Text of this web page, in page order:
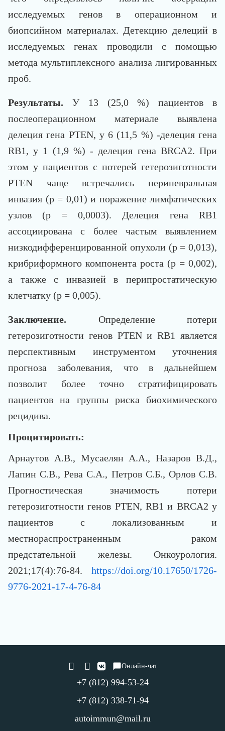
исследуемых генов в операционном и
биопсийном материалах. Детекцию делеций в
исследуемых генах проводили с помощью
метода мультиплексного анализа лигированных
проб.
Результаты. У 13 (25,0 %) пациентов в
послеоперационном материале выявлена
делеция гена PTEN, у 6 (11,5 %) -делеция гена
RB1, у 1 (1,9 %) - делеция гена BRCA2. При
этом у пациентов с потерей гетерозиготности
PTEN чаще встречались периневральная
инвазия (p = 0,01) и поражение лимфатических
узлов (p = 0,0003). Делеция гена RB1
ассоциирована с более частым выявлением
низкодифференцированной опухоли (p = 0,013),
крибриформного компонента роста (p = 0,002),
а также с инвазией в перипростатическую
клетчатку (p = 0,005).
Заключение. Определение потери
гетерозиготности генов PTEN и RB1 является
перспективным инструментом уточнения
прогноза заболевания, что в дальнейшем
позволит более точно стратифицировать
пациентов на группы риска биохимического
рецидива.
Процитировать:
Арнаутов А.В., Мусаелян А.А., Назаров В.Д.,
Лапин С.В., Рева С.А., Петров С.Б., Орлов С.В.
Прогностическая значимость потери
гетерозиготности генов PTEN, RB1 и BRCA2 у
пациентов с локализованным и
местнораспространенным раком
предстательной железы. Онкоурология.
2021;17(4):76-84. https://doi.org/10.17650/1726-
9776-2021-17-4-76-84
Онлайн-чат
+7 (812) 994-53-24
+7 (812) 338-71-94
autoimmun@mail.ru